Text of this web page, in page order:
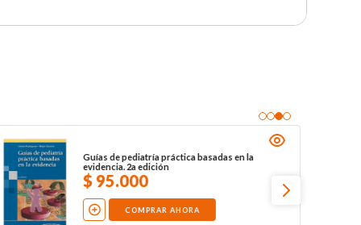
Guías de pediatría práctica basadas en la
evidencia. 2a edición
$95.000
COMPRAR AHORA